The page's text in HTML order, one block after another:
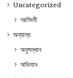
Uncategorized
নরসিংদী
অন্যান্য
অনুসন্ধান
অভিযান